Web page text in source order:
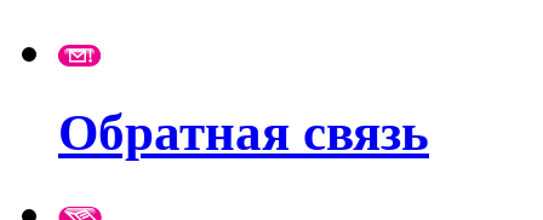
Обратная связь